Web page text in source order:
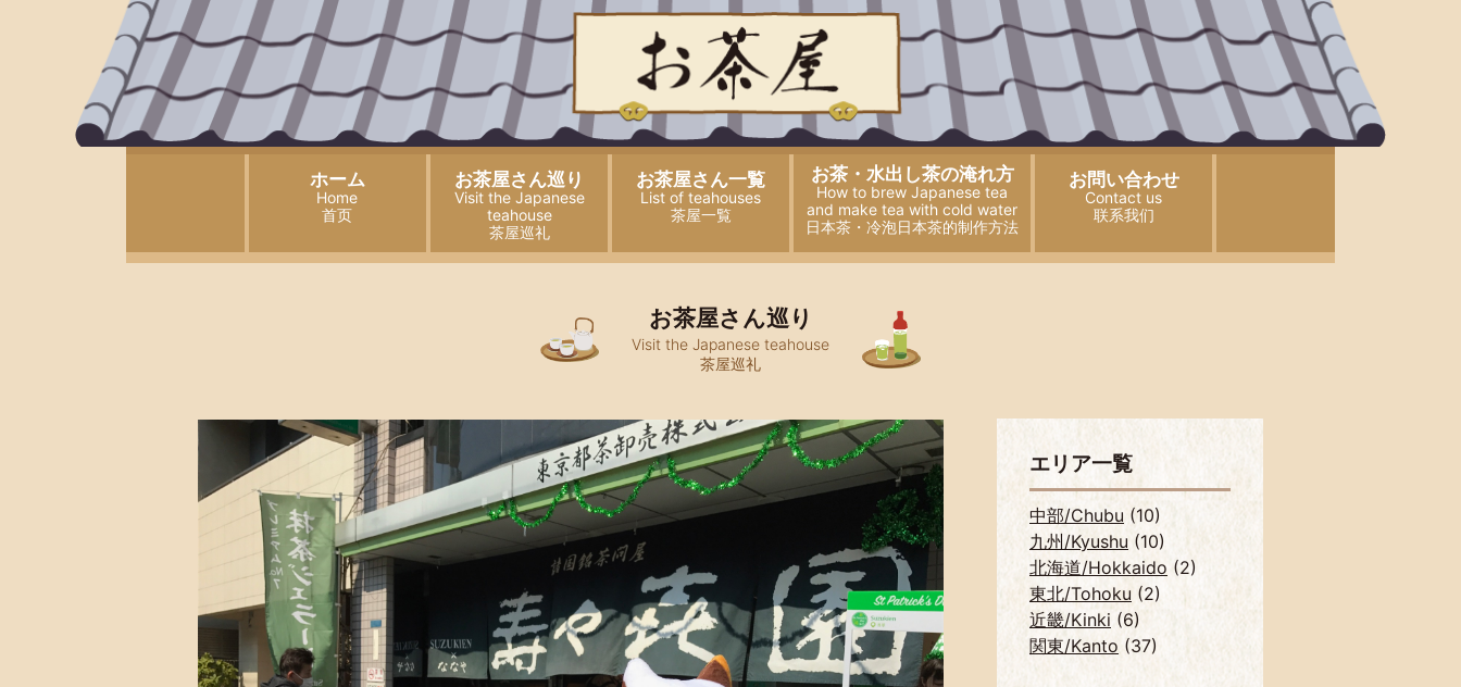
ホーム
Home
首页
お茶屋さん巡り
Visit the Japanese
teahouse
茶屋巡礼
お茶屋さん一覧
List of teahouses
茶屋一覧
お茶・水出し茶の淹れ方
How to brew Japanese tea
and make tea with cold water
日本茶・冷泡日本茶的制作方法
お問い合わせ
Contact us
联系我们
お茶屋さん巡り
Visit the Japanese teahouse
茶屋巡礼
エリア一覧
中部/Chubu (10)
九州/Kyushu (10)
北海道/Hokkaido (2)
東北/Tohoku (2)
近畿/Kinki (6)
関東/Kanto (37)